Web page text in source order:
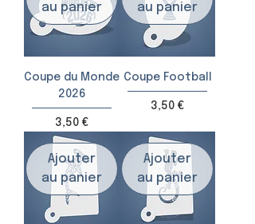
au panier
Coupe du Monde
2026
Prix
3,50 €
au panier
Coupe Football
Prix
3,50 €
Ajouter
au panier
Ajouter
au panier